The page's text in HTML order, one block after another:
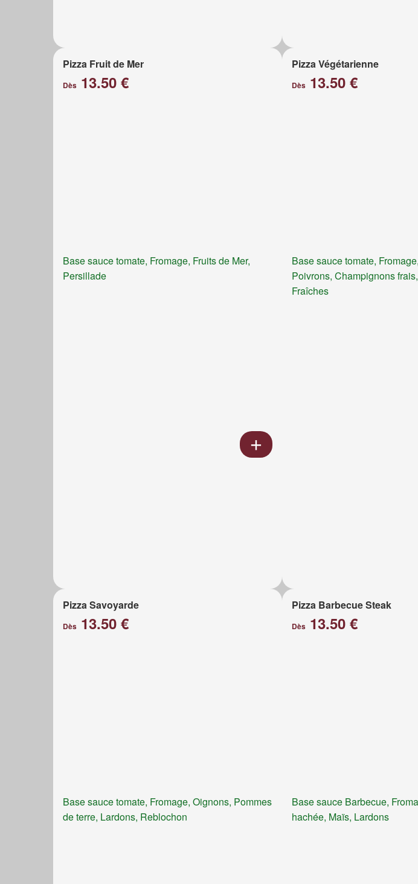
Pizza Fruit de Mer
Dès 13.50 €
Base sauce tomate, Fromage, Fruits de Mer,
Persillade
Pizza Végétarienne
Dès13.50 €
Base sauce tomate,
Poivrons, Champignons
Fraîches
Pizza Savoyarde
Dès 13.50 €
Base sauce tomate, Fromage, Oignons, Pommes
de terre, Lardons, Reblochon
Pizza Barbecue Steak
Dès13.50 €
Base sauce Barbecue,
hachée, Maïs, Lardons